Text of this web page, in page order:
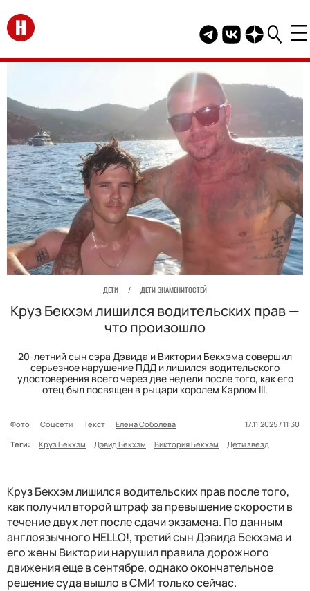
Перейти на главную
Telegram канал
Группа HELLO
Канал
ДЕТИ / ДЕТИ ЗНАМЕНИТОСТЕЙ
Круз Бекхэм лишился водительских прав —
что произошло
20-летний сын сэра Дэвида и Виктории Бекхэма совершил
серьезное нарушение ПДД и лишился водительского
удостоверения всего через две недели после того, как его
отец был посвящен в рыцари королем Карлом III.
Фото: Соцсети Текст: Елена Соболева
17.11.2025 / 11:30
Теги:
Круз Бекхэм Дэвид Бекхэм Виктория Бекхэм Дети звезд
Круз Бекхэм лишился водительских прав после того,
как получил второй штраф за превышение скорости в
течение двух лет после сдачи экзамена. По данным
англоязычного HELLO!, третий сын Дэвида Бекхэма и
его жены Виктории нарушил правила дорожного
движения еще в сентябре, однако окончательное
решение суда вышло в СМИ только сейчас.